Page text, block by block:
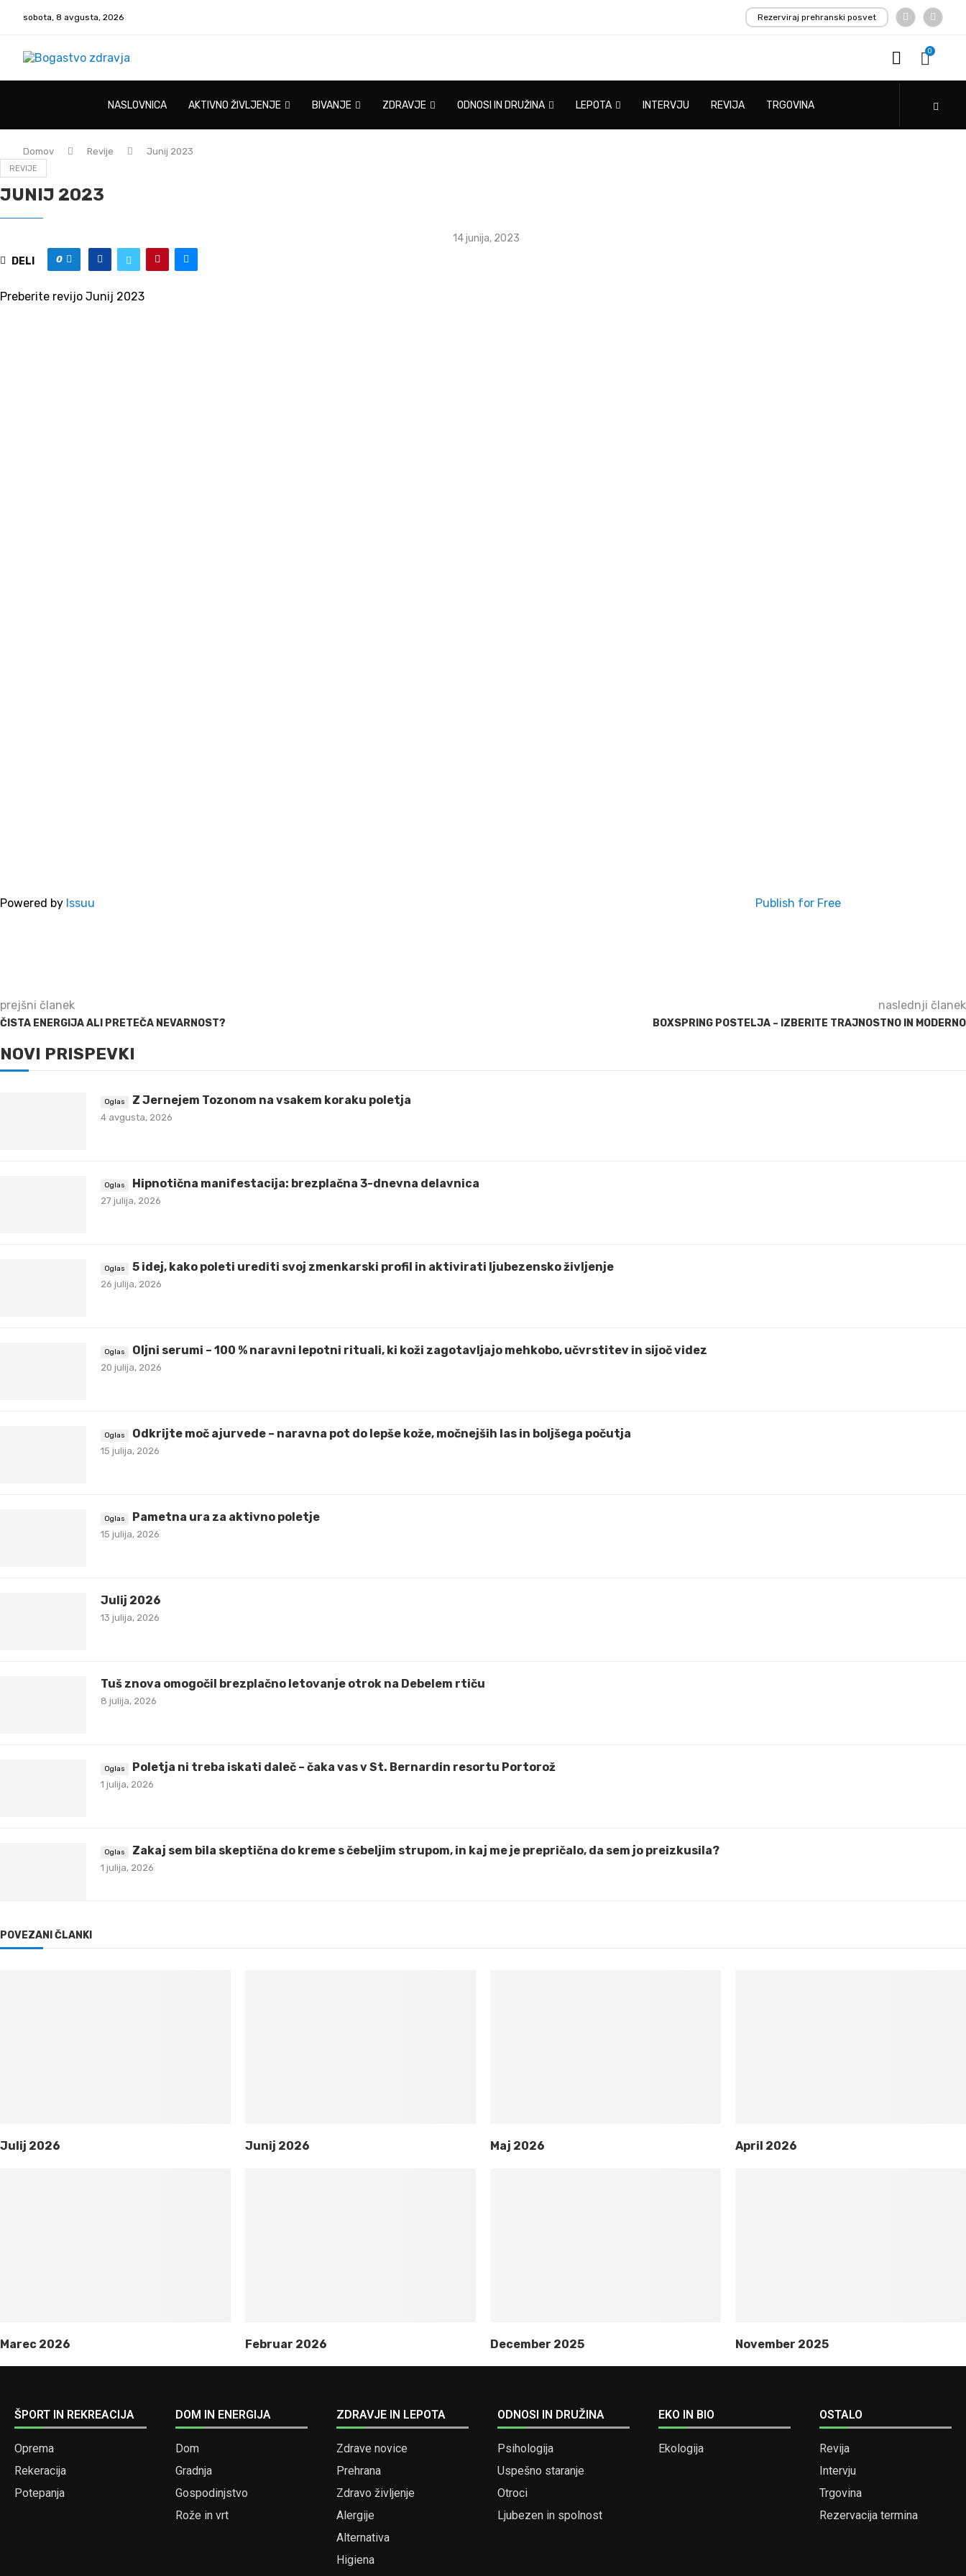
sobota, 8 avgusta, 2026 Rezerviraj prehranski posvet
0
NASLOVNICA AKTIVNO ŽIVLJENJE BIVANJE ZDRAVJE ODNOSI IN DRUŽINA LEPOTA INTERVJU REVIJA TRGOVINA
Domov Revije Junij 2023
REVIJE
JUNIJ 2023
14 junija, 2023
DELI
0
Preberite revijo Junij 2023
Powered by Issuu Publish for Free
prejšni članek
ČISTA ENERGIJA ALI PRETEČA NEVARNOST?
naslednji članek
BOXSPRING POSTELJA – IZBERITE TRAJNOSTNO IN MODERNO
NOVI PRISPEVKI
Z Jernejem Tozonom na vsakem koraku poletja
4 avgusta, 2026
Hipnotična manifestacija: brezplačna 3-dnevna delavnica
27 julija, 2026
5 idej, kako poleti urediti svoj zmenkarski profil in aktivirati ljubezensko življenje
26 julija, 2026
Oljni serumi – 100 % naravni lepotni rituali, ki koži zagotavljajo mehkobo, učvrstitev in sijoč videz
20 julija, 2026
Odkrijte moč ajurvede – naravna pot do lepše kože, močnejših las in boljšega počutja
15 julija, 2026
Pametna ura za aktivno poletje
15 julija, 2026
Julij 2026
13 julija, 2026
Tuš znova omogočil brezplačno letovanje otrok na Debelem rtiču
8 julija, 2026
Poletja ni treba iskati daleč – čaka vas v St. Bernardin resortu Portorož
1 julija, 2026
Zakaj sem bila skeptična do kreme s čebeljim strupom, in kaj me je prepričalo, da sem jo preizkusila?
1 julija, 2026
POVEZANI ČLANKI
Julij 2026 Junij 2026 Maj 2026 April 2026
Marec 2026 Februar 2026 December 2025 November 2025
ŠPORT IN REKREACIJA
Oprema
Rekeracija
Potepanja
DOM IN ENERGIJA
Dom
Gradnja
Gospodinjstvo
Rože in vrt
ZDRAVJE IN LEPOTA
Zdrave novice
Prehrana
Zdravo življenje
Alergije
Alternativa
Higiena
ODNOSI IN DRUŽINA
Psihologija
Uspešno staranje
Otroci
Ljubezen in spolnost
EKO IN BIO
Ekologija
OSTALO
Revija
Intervju
Trgovina
Rezervacija termina